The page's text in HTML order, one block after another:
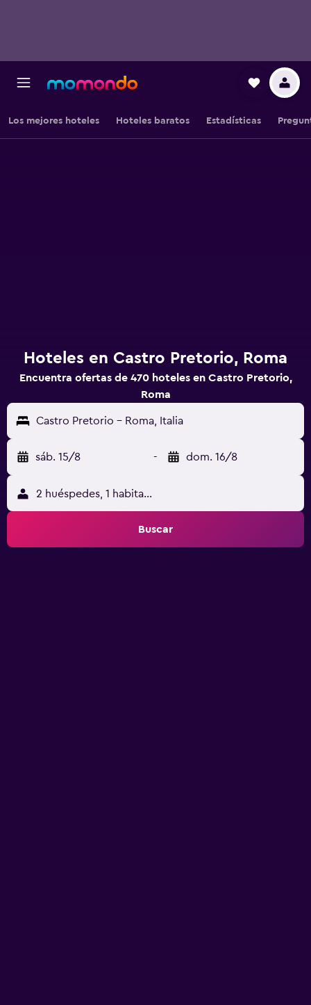
Los mejores hoteles Hoteles baratos Estadísticas
Hoteles en Castro Pretorio, Roma
Encuentra ofertas de 470 hoteles en Castro Pretorio,
Roma
Castro Pretorio - Roma, Italia
sáb. 15/8 - dom. 16/8
2 huéspedes, 1 habitación
Buscar